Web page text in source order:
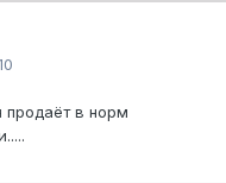
продаёт в норм